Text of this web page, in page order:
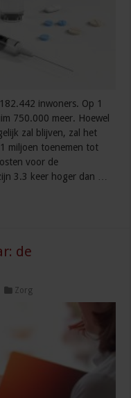
inwoners. Op 1
750.000 meer. Hoewel
zal blijven, zal het
miljoen toenemen tot
voor de
3.3 keer hoger dan …
de
Zorg